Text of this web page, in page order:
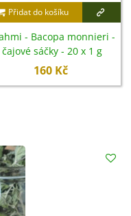
Přidat do košíku
- Bacopa monnieri -
čajové sáčky - 20 x 1 g
160 Kč